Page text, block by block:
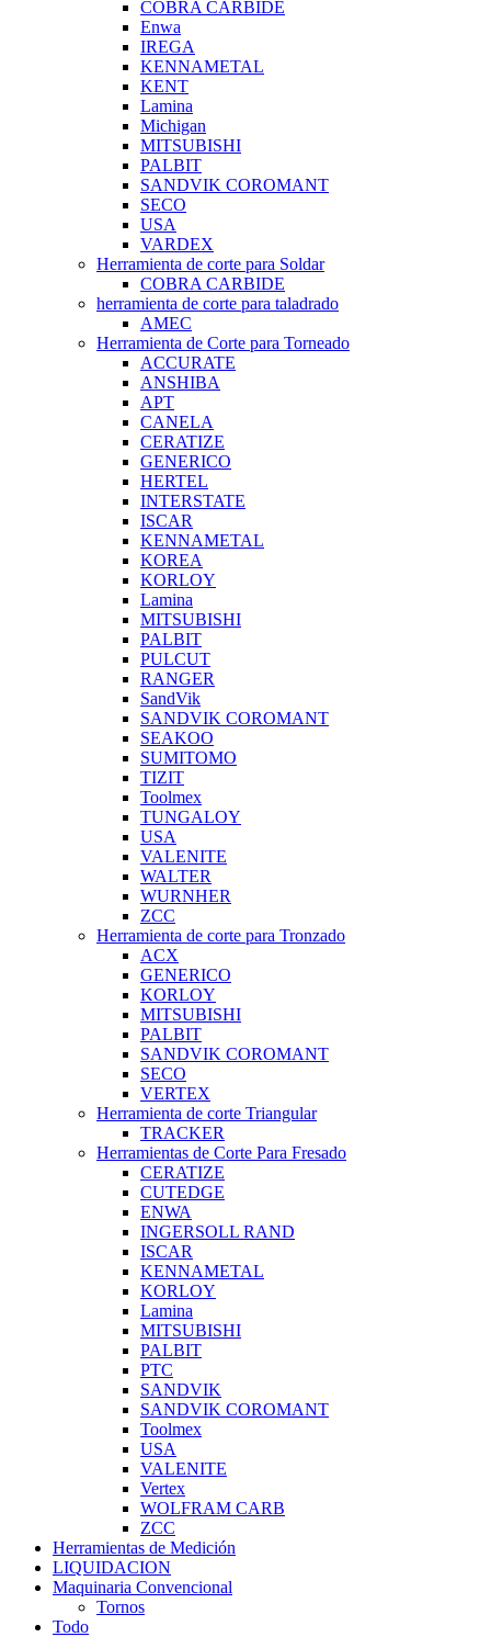
COBRA CARBIDE
Enwa
IREGA
KENNAMETAL
KENT
Lamina
Michigan
MITSUBISHI
PALBIT
SANDVIK COROMANT
SECO
USA
VARDEX
Herramienta de corte para Soldar
COBRA CARBIDE
herramienta de corte para taladrado
AMEC
Herramienta de Corte para Torneado
ACCURATE
ANSHIBA
APT
CANELA
CERATIZE
GENERICO
HERTEL
INTERSTATE
ISCAR
KENNAMETAL
KOREA
KORLOY
Lamina
MITSUBISHI
PALBIT
PULCUT
RANGER
SandVik
SANDVIK COROMANT
SEAKOO
SUMITOMO
TIZIT
Toolmex
TUNGALOY
USA
VALENITE
WALTER
WURNHER
ZCC
Herramienta de corte para Tronzado
ACX
GENERICO
KORLOY
MITSUBISHI
PALBIT
SANDVIK COROMANT
SECO
VERTEX
Herramienta de corte Triangular
TRACKER
Herramientas de Corte Para Fresado
CERATIZE
CUTEDGE
ENWA
INGERSOLL RAND
ISCAR
KENNAMETAL
KORLOY
Lamina
MITSUBISHI
PALBIT
PTC
SANDVIK
SANDVIK COROMANT
Toolmex
USA
VALENITE
Vertex
WOLFRAM CARB
ZCC
Herramientas de Medición
LIQUIDACION
Maquinaria Convencional
Tornos
Todo